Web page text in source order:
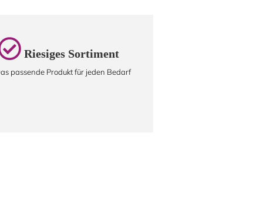
Riesiges Sortiment
passende Produkt für jeden Bedarf